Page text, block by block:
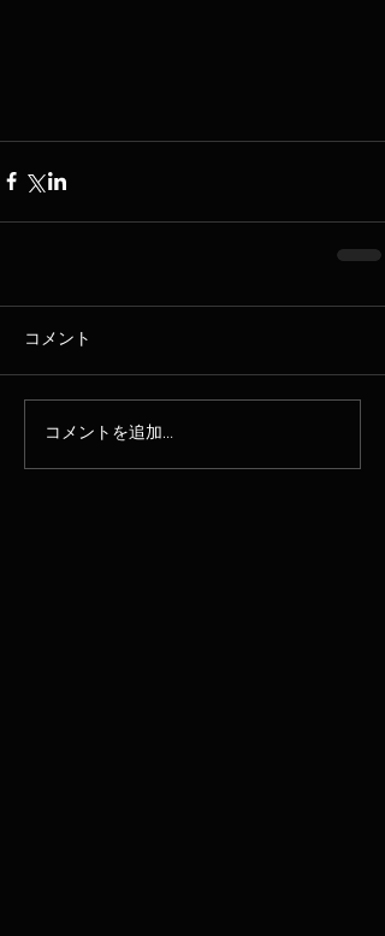
コメント
コメントを追加…